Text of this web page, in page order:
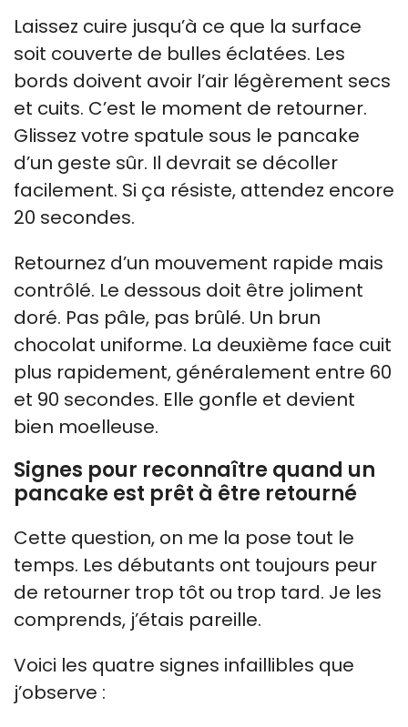
Laissez cuire jusqu’à ce que la surface
soit couverte de bulles éclatées. Les
bords doivent avoir l’air légèrement secs
et cuits. C’est le moment de retourner.
Glissez votre spatule sous le pancake
d’un geste sûr. Il devrait se décoller
facilement. Si ça résiste, attendez encore
20 secondes.
Retournez d’un mouvement rapide mais
contrôlé. Le dessous doit être joliment
doré. Pas pâle, pas brûlé. Un brun
chocolat uniforme. La deuxième face cuit
plus rapidement, généralement entre 60
et 90 secondes. Elle gonfle et devient
bien moelleuse.
Signes pour reconnaître quand un
pancake est prêt à être retourné
Cette question, on me la pose tout le
temps. Les débutants ont toujours peur
de retourner trop tôt ou trop tard. Je les
comprends, j’étais pareille.
Voici les quatre signes infaillibles que
j’observe :